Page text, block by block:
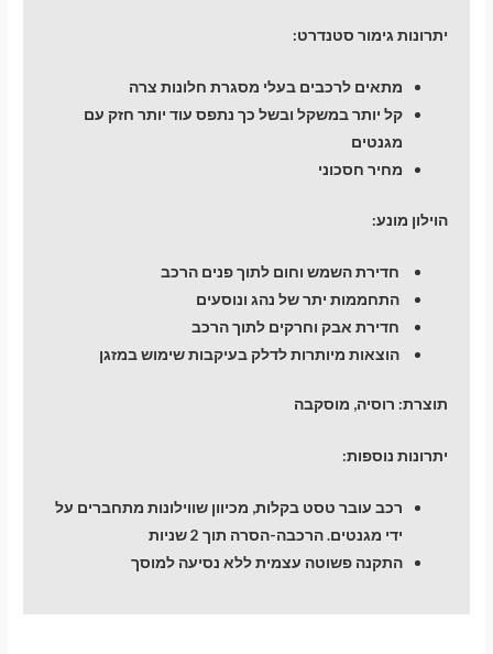
יתרונות גימור סטנדרט:
מתאים לרכבים בעלי מסגרת חלונות צרה
קל יותר במשקל ובשל כך נתפס עוד יותר חזק עם
מגנטים
מחיר חסכוני
הוילון מונע:
חדירת השמש וחום לתוך פנים הרכב
התחממות יתר של נהג ונוסעים
חדירת אבק וחרקים לתוך הרכב
הוצאות מיותרות לדלק בעיקבות שימוש במזגן
תוצרת: רוסיה, מוסקבה
יתרונות נוספות:
רכב עובר טסט בקלות, מכיוון שווילונות מתחברים על
ידי מגנטים. הרכבה-הסרה תוך 2 שניות
התקנה פשוטה עצמית ללא נסיעה למוסך